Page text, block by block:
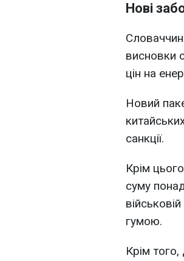
Нові
висновки
цін на
Новий
санкції.
Крім
суму
гумою.
Крім